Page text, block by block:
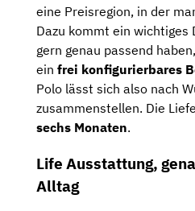
eine Preisregion, in der
Dazu kommt ein wichtiges
gern genau passend
ein frei konfigurierbares
Polo lässt sich also nach
zusammenstellen. Die
sechs Monaten.
Life Ausstattung,
Alltag